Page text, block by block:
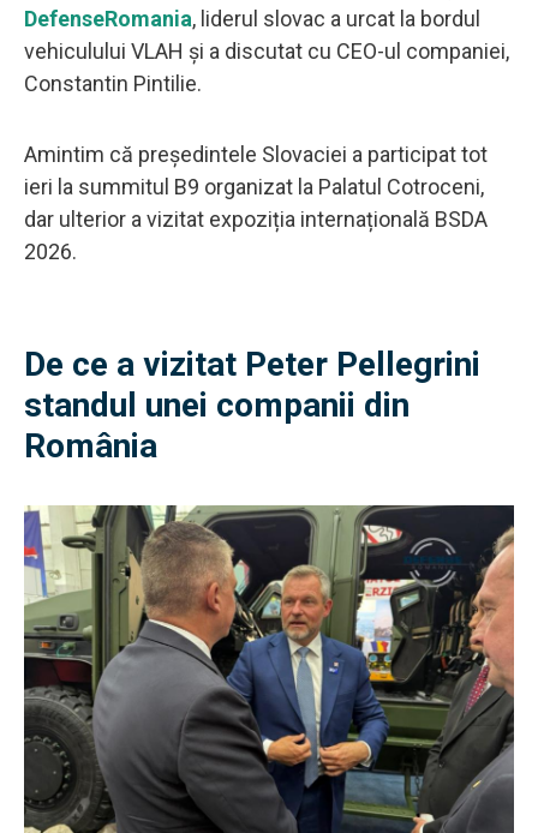
DefenseRomania, liderul slovac a urcat la bordul
vehiculului VLAH și a discutat cu CEO-ul companiei,
Constantin Pintilie.
Amintim că președintele Slovaciei a participat tot
ieri la summitul B9 organizat la Palatul Cotroceni,
dar ulterior a vizitat expoziția internațională BSDA
2026.
De ce a vizitat Peter Pellegrini
standul unei companii din
România